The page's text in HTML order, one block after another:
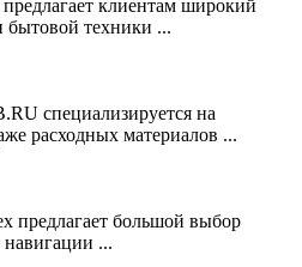
клиентам широкий
бытовой техники ...
специализируется на
расходных материалов ...
предлагает большой выбор
навигации ...